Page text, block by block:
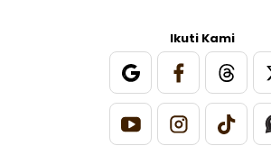
Ikuti Kami